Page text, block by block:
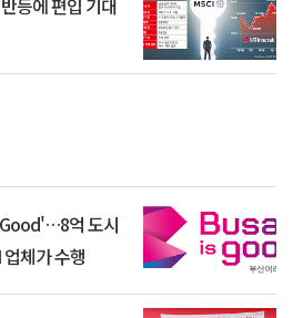
등에 편입 기대
체가 수행